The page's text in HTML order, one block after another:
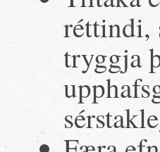
réttindi,
tryggja